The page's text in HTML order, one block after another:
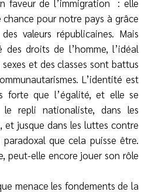
faveur de l’immigration : elle
pour notre pays à grâce
valeurs républicaines. Mais
des droits de l’homme, l’idéal
et des classes sont battus
L’identité est
forte que l’égalité, et elle se
repli nationaliste, dans les
et jusque dans les luttes contre
que cela puisse être.
peut-elle encore jouer son rôle
menace les fondements de la